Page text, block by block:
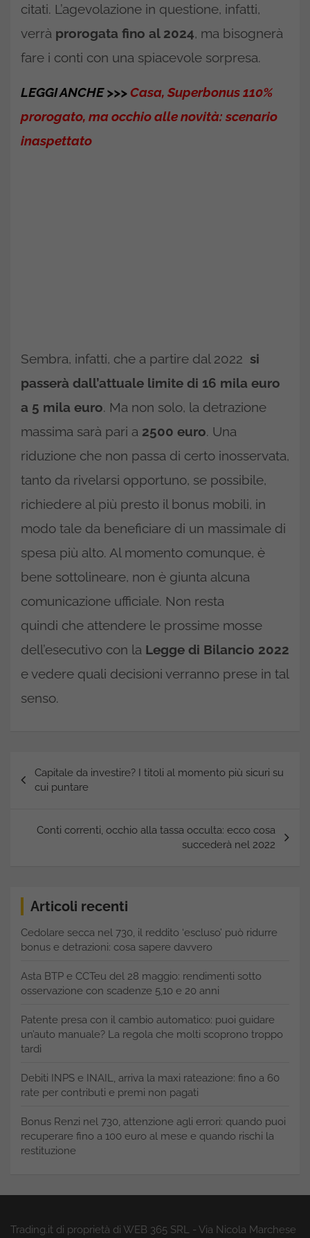
citati. L’agevolazione in questione, infatti,
verrà prorogata fino al 2024, ma bisognerà
fare i conti con una spiacevole sorpresa.
LEGGI ANCHE >>>Casa, Superbonus 110%
prorogato, ma occhio alle novità: scenario
inaspettato
Sembra, infatti, che a partire dal 2022 si
passerà dall’attuale limite di 16 mila euro
a 5 mila euro. Ma non solo, la detrazione
massima sarà pari a 2500 euro. Una
riduzione che non passa di certo inosservata,
tanto da rivelarsi opportuno, se possibile,
richiedere al più presto il bonus mobili, in
modo tale da beneficiare di un massimale di
spesa più alto. Al momento comunque, è
bene sottolineare, non è giunta alcuna
comunicazione ufficiale. Non resta
quindi che attendere le prossime mosse
dell’esecutivo con la Legge di Bilancio 2022
e vedere quali decisioni verranno prese in tal
senso.
articoli
Capitale da investire? I titoli al momento più sicuri su
cui puntare
Conti correnti, occhio alla tassa occulta: ecco cosa
succederà nel 2022
Articoli recenti
Cedolare secca nel 730, il reddito ‘escluso’ può ridurre
bonus e detrazioni: cosa sapere davvero
Asta BTP e CCTeu del 28 maggio: rendimenti sotto
osservazione con scadenze 5,10 e 20 anni
Patente presa con il cambio automatico: puoi guidare
un’auto manuale? La regola che molti scoprono troppo
tardi
Debiti INPS e INAIL, arriva la maxi rateazione: fino a 60
rate per contributi e premi non pagati
Bonus Renzi nel 730, attenzione agli errori: quando puoi
recuperare fino a 100 euro al mese e quando rischi la
restituzione
Trading.it di proprietà di WEB 365 SRL - Via Nicola Marchese